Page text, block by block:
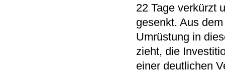
22 Tage verkürzt
gesenkt. Aus
Umrüstung in
zieht, die
einer deutlichen